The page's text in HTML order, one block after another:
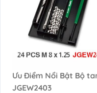
Ưu Điểm Nổi Bật Bộ
JGEW2403